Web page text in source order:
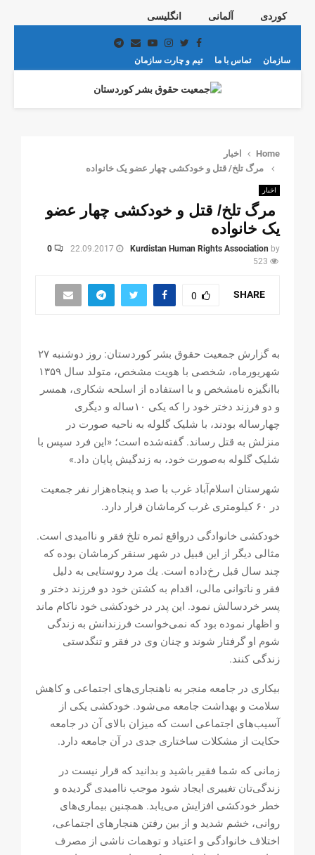
کوردی آلمانی انگلیسی
Facebook
Twitter
Instagram
Youtube
Email
Telegram
سازمان تماس با ما تیم و چارت سازمان
PRIMARY
Home
اخبار
مرگ تلخ/ قتل و خودکشی چهار عضو یک خانواده
اخبار
مرگ تلخ/ قتل و خودکشی چهار عضو
یک خانواده
by
Kurdistan Human Rights Association
22.09.2017
0
523
SHARE
0
به گزارش جمعيت حقوق بشر كوردستان: روز دوشنبه ۲۷
شهريورماه، شخصی با هویت مشخص، متولد سال ۱۳۵۹
باانگیزه نامشخص و با استفاده از اسلحه شکاری، همسر
و دو فرزند دختر خود را که یکی ١٠ساله و دیگری
چهارساله بودند، با شلیک گلوله به ناحیه صورت در
منزلش به قتل ‌رساند. گفته‌شده است؛ «این فرد سپس با
شلیک گلوله به‌صورت خود، به زندگیش پایان داد.»
شهرستان اسلام‌آباد غرب با صد و پنجاه‌هزار نفر جمعیت
در ۶۰ کیلومتری غرب کرماشان قرار دارد.
خودكشى خانوادگى درواقع ثمره تلخ فقر و نااميدى است.
مثالى ديگر از اين قبيل در شهر سنقر كرماشان بوده كه
چند سال قبل رخ‌داده است. يك مرد روستايى به دليل
فقر و ناتوانی مالی، اقدام به كشتن خود دو فرزند دختر و
پسر خردسالش نمود. این پدر در خودکشی خود ناکام ماند
و اظهار نموده بود که نمی‌خواست فرزندانش به زندگی
شوم او گرفتار شوند و چنان وی در فقر و تنگدستی
زندگی کنند.
بيكارى در جامعه منجر به ناهنجاری‌های اجتماعى و كاهش
سلامت و بهداشت جامعه می‌شود. خودكشى يكى از
آسیب‌های اجتماعی است كه ميزان بالاى آن در جامعه
حكايت از مشكلات ساختارى جدى در آن جامعه دارد.
زمانی که شما فقير باشيد و بدانید كه قرار نيست در
زندگی‌تان تغييرى ايجاد شود موجب نااميدى گرديده و
خطر خودكشى افزايش می‌یابد. همچنين بیماری‌های
روانى، خشم شديد و از بين رفتن هنجارهاى اجتماعى،
اختلاف خانوادگى و اعتياد و توهمات ناشى از مصرف